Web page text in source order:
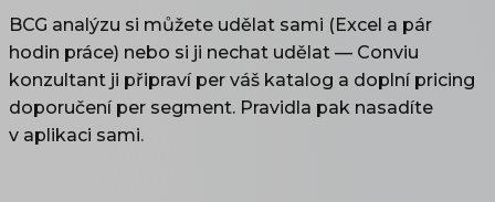
BCG analýzu si můžete udělat sami (Excel a pár
hodin práce) nebo si ji nechat udělat — Conviu
konzultant ji připraví per váš katalog a doplní pricing
doporučení per segment. Pravidla pak nasadíte
v aplikaci sami.